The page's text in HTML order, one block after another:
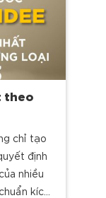
theo
chỉ tạo
định
nhiều
kích